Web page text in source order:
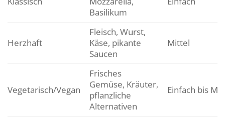
Basilikum
Herzhaft
Fleisch, Wurst,
Käse, pikante
Saucen
Mittel
Vegetarisch/Vegan
Frisches
Gemüse, Kräuter,
pflanzliche
Alternativen
Einfach bis